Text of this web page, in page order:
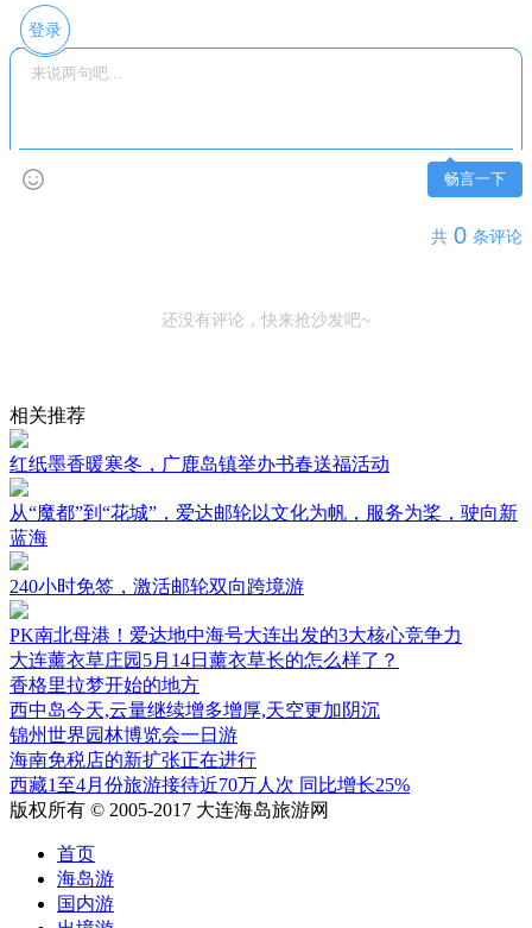
登录
畅言一下
共 0 条评论
还没有评论，快来抢沙发吧~
相关推荐
红纸墨香暖寒冬，广鹿岛镇举办书春送福活动
从“魔都”到“花城”，爱达邮轮以文化为帆，服务为桨，驶向新
蓝海
240小时免签，激活邮轮双向跨境游
PK南北母港！爱达地中海号大连出发的3大核心竞争力
大连薰衣草庄园5月14日薰衣草长的怎么样了？
香格里拉梦开始的地方
西中岛今天,云量继续增多增厚,天空更加阴沉
锦州世界园林博览会一日游
海南免税店的新扩张正在进行
西藏1至4月份旅游接待近70万人次 同比增长25%
版权所有 © 2005-2017 大连海岛旅游网
首页
海岛游
国内游